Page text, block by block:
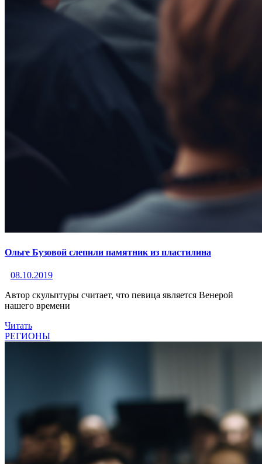
Ольге Бузовой слепили памятник из пластилина
08.10.2019
Автор скульптуры считает, что певица является Венерой
нашего времени
Читать
РЕГИОНЫ